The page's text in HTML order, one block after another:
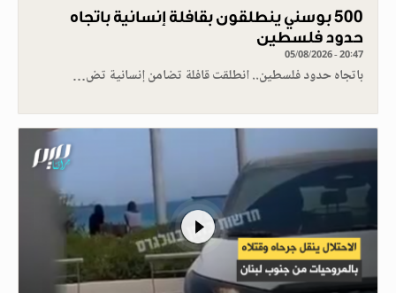
500 بوسني ينطلقون بقافلة إنسانية باتجاه
حدود فلسطين
05/08/2026 - 20:47
باتجاه حدود فلسطين.. انطلقت قافلة تضامن إنسانية تض…